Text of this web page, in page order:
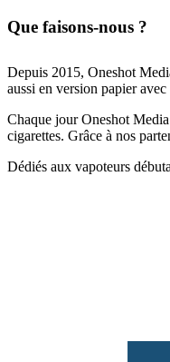
Que faisons-nous ?
Depuis 2015, Oneshot
aussi en version papier
Chaque jour Oneshot
cigarettes. Grâce à nos
Dédiés aux vapoteurs